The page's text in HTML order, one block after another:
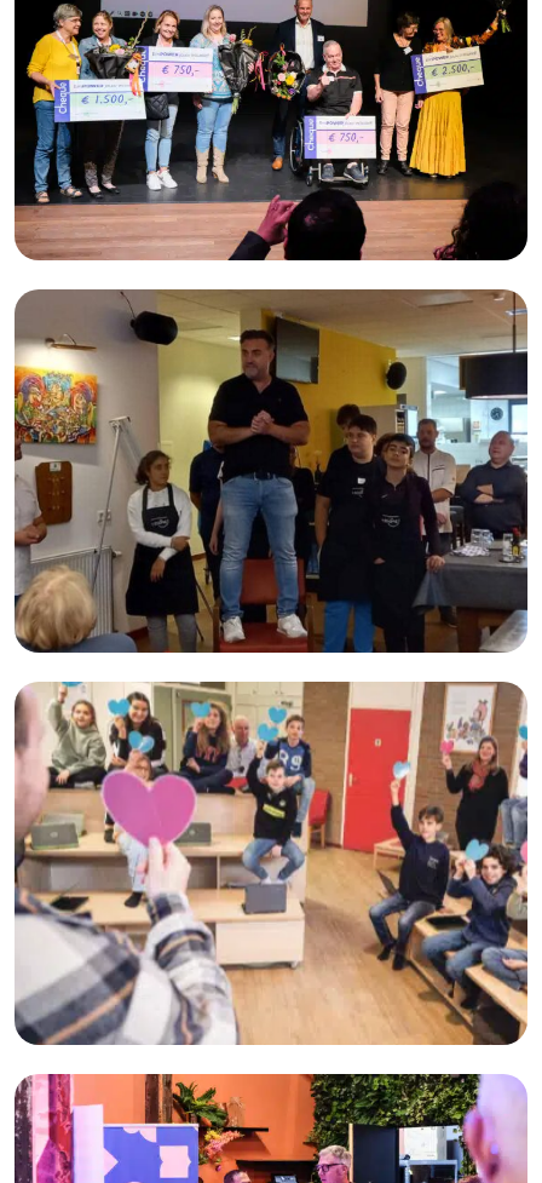
Burgerinitiatieven
Armoede
Kindermishandeling